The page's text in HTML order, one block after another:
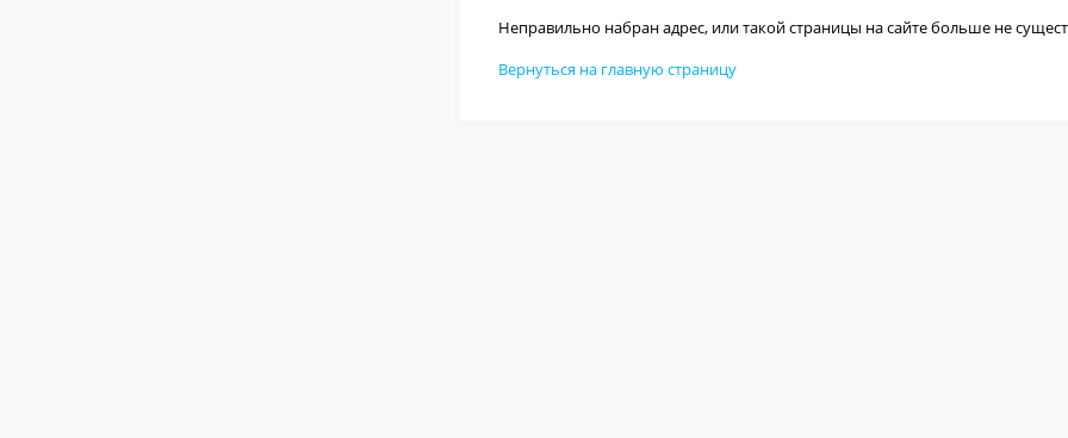
Неправильно набран адрес, или такой страницы на сайте больше не
Вернуться на главную страницу